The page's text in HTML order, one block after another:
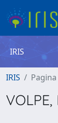
IRIS
IRIS